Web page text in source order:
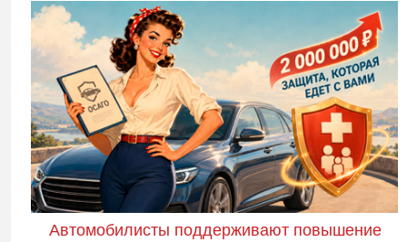
Автомобилисты поддерживают повышение